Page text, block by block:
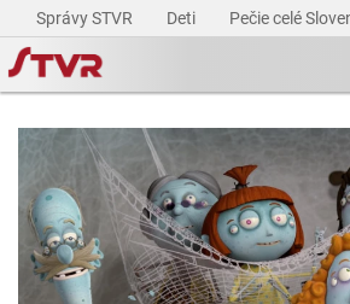
Správy STVR Deti Pečie celé